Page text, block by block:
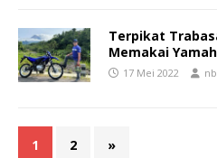
Terpikat
Memakai
17 Mei 2022
1 2 »